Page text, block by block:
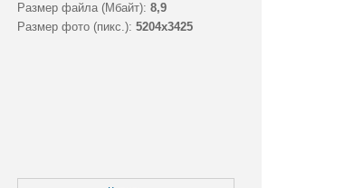
Размер файла (Мбайт): 8,9
Размер фото (пикс.): 5204x3425